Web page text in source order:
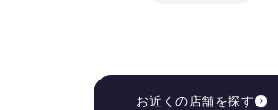
お近くの店舗を探す